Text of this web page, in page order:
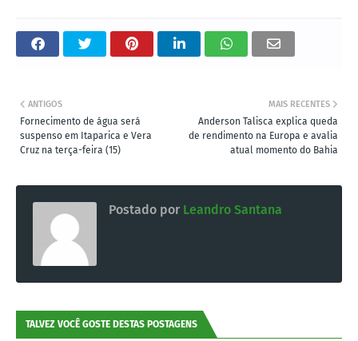
MAIS RECENTES
Anderson Talisca explica queda
de rendimento na Europa e avalia
atual momento do Bahia
ANTIGOS
Fornecimento de água será
suspenso em Itaparica e Vera
Cruz na terça-feira (15)
Postado por Leandro Santana
TALVEZ VOCÊ GOSTE DESTAS POSTAGENS